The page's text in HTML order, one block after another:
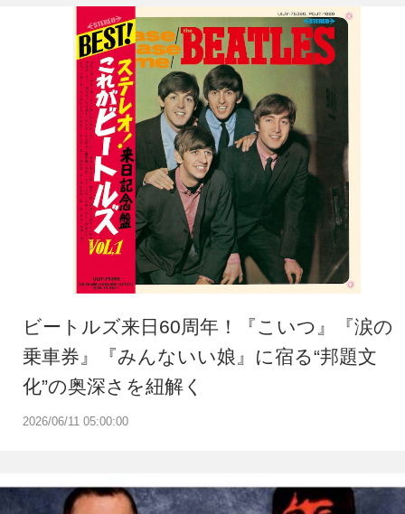
2026/06/11 05:00:00
ビートルズ来日60周年！『こいつ』『涙の
乗車券』『みんないい娘』に宿る“邦題文
化”の奥深さを紐解く